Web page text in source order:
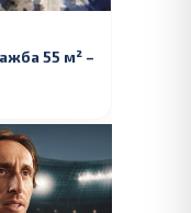
55 м² –